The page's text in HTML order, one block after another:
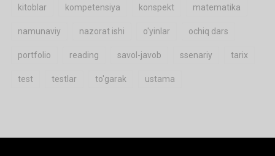
kitoblar kompetensiya konspekt matematika
namunaviy nazorat ishi o'yinlar ochiq dars
portfolio reading savol-javob ssenariy tarix
test testlar to'garak ustama